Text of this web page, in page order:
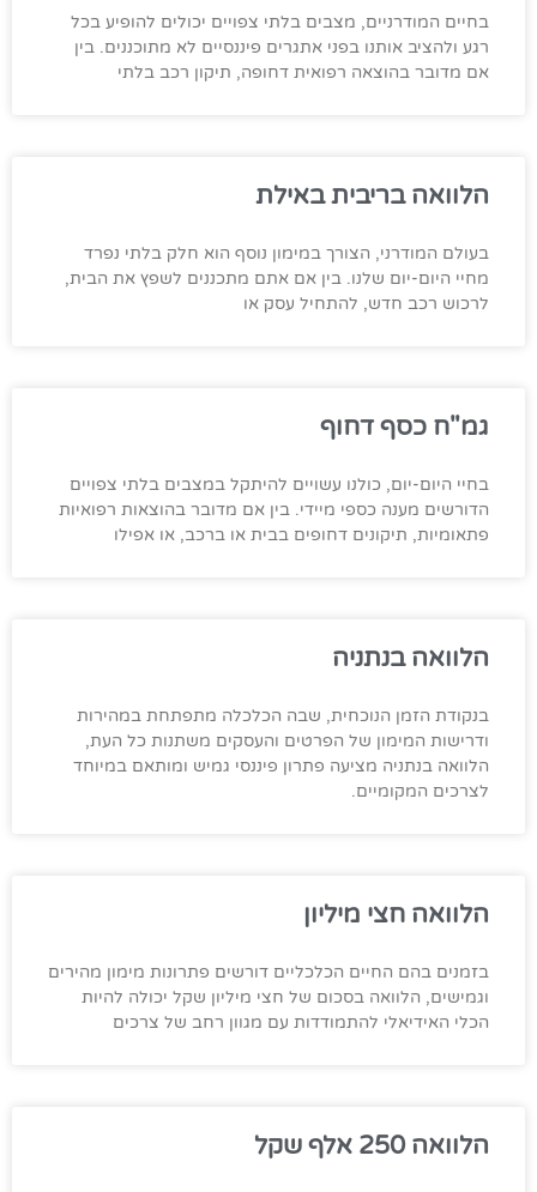
בחיים המודרניים, מצבים בלתי צפויים יכולים להופיע בכל
רגע ולהציב אותנו בפני אתגרים פיננסיים לא מתוכננים. בין
אם מדובר בהוצאה רפואית דחופה, תיקון רכב בלתי
הלוואה בריבית באילת
בעולם המודרני, הצורך במימון נוסף הוא חלק בלתי נפרד
מחיי היום-יום שלנו. בין אם אתם מתכננים לשפץ את הבית,
לרכוש רכב חדש, להתחיל עסק או
גמ"ח כסף דחוף
בחיי היום-יום, כולנו עשויים להיתקל במצבים בלתי צפויים
הדורשים מענה כספי מיידי. בין אם מדובר בהוצאות רפואיות
פתאומיות, תיקונים דחופים בבית או ברכב, או אפילו
הלוואה בנתניה
בנקודת הזמן הנוכחית, שבה הכלכלה מתפתחת במהירות
ודרישות המימון של הפרטים והעסקים משתנות כל העת,
הלוואה בנתניה מציעה פתרון פיננסי גמיש ומותאם במיוחד
לצרכים המקומיים.
הלוואה חצי מיליון
בזמנים בהם החיים הכלכליים דורשים פתרונות מימון מהירים
וגמישים, הלוואה בסכום של חצי מיליון שקל יכולה להיות
הכלי האידיאלי להתמודדות עם מגוון רחב של צרכים
הלוואה 250 אלף שקל